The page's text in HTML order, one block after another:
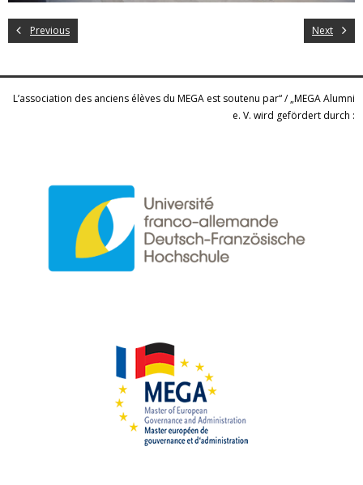
Previous Next
L’association des anciens élèves du MEGA est soutenu par“ / „MEGA Alumni
e. V. wird gefördert durch :